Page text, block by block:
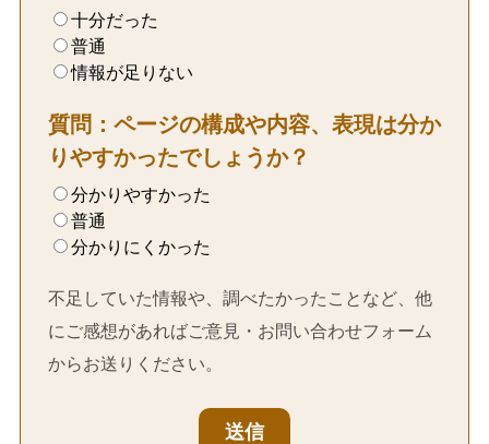
十分だった
普通
情報が足りない
質問：ページの構成や内容、表現は分か
りやすかったでしょうか？
分かりやすかった
普通
分かりにくかった
不足していた情報や、調べたかったことなど、他
にご感想があればご意見・お問い合わせフォーム
からお送りください。
送信